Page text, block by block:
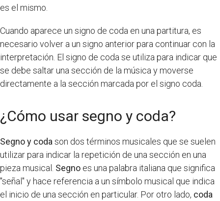
es el mismo.
Cuando aparece un signo de coda en una partitura, es
necesario volver a un signo anterior para continuar con la
interpretación. El signo de coda se utiliza para indicar que
se debe saltar una sección de la música y moverse
directamente a la sección marcada por el signo coda.
¿Cómo usar segno y coda?
Segno y coda son dos términos musicales que se suelen
utilizar para indicar la repetición de una sección en una
pieza musical. Segno es una palabra italiana que significa
"señal" y hace referencia a un símbolo musical que indica
el inicio de una sección en particular. Por otro lado, coda